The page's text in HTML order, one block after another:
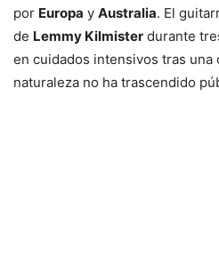
por Europa y Australia. El
de Lemmy Kilmister durante
en cuidados intensivos tras una
naturaleza no ha trascendido